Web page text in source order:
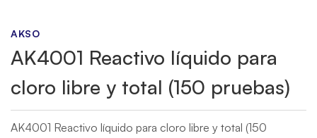
AKSO
AK4001 Reactivo líquido para
cloro libre y total (150 pruebas)
AK4001 Reactivo líquido para cloro libre y total (150